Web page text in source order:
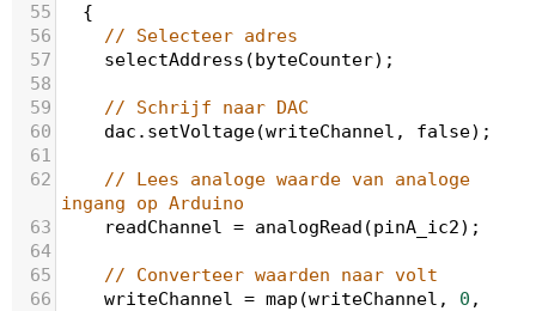
55
  {
56
// Selecteer adres
57
selectAddress (byteCounter);
58
59
// Schrijf naar DAC
60
dac . setVoltage(writeChannel , false);
61
62
// Lees analoge waarde van analoge
ingang op Arduino
63
readChannel = analogRead (pinA_ic2);
64
65
// Converteer waarden naar volt
66
writeChannel = map (writeChannel , 0